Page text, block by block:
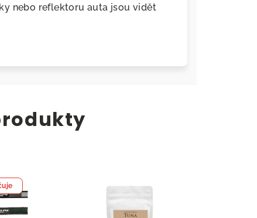
nebo reflektoru auta jsou vidět